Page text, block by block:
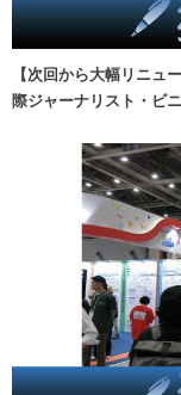
【次回から大幅リニ
際ジャーナリスト・ビ